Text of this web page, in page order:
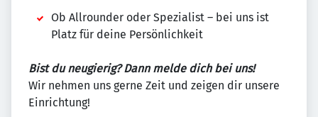
Ob Allrounder oder Spezialist – bei uns ist
Platz für deine Persönlichkeit
Bist du neugierig? Dann melde dich bei uns!
Wir nehmen uns gerne Zeit und zeigen dir unsere
Einrichtung!